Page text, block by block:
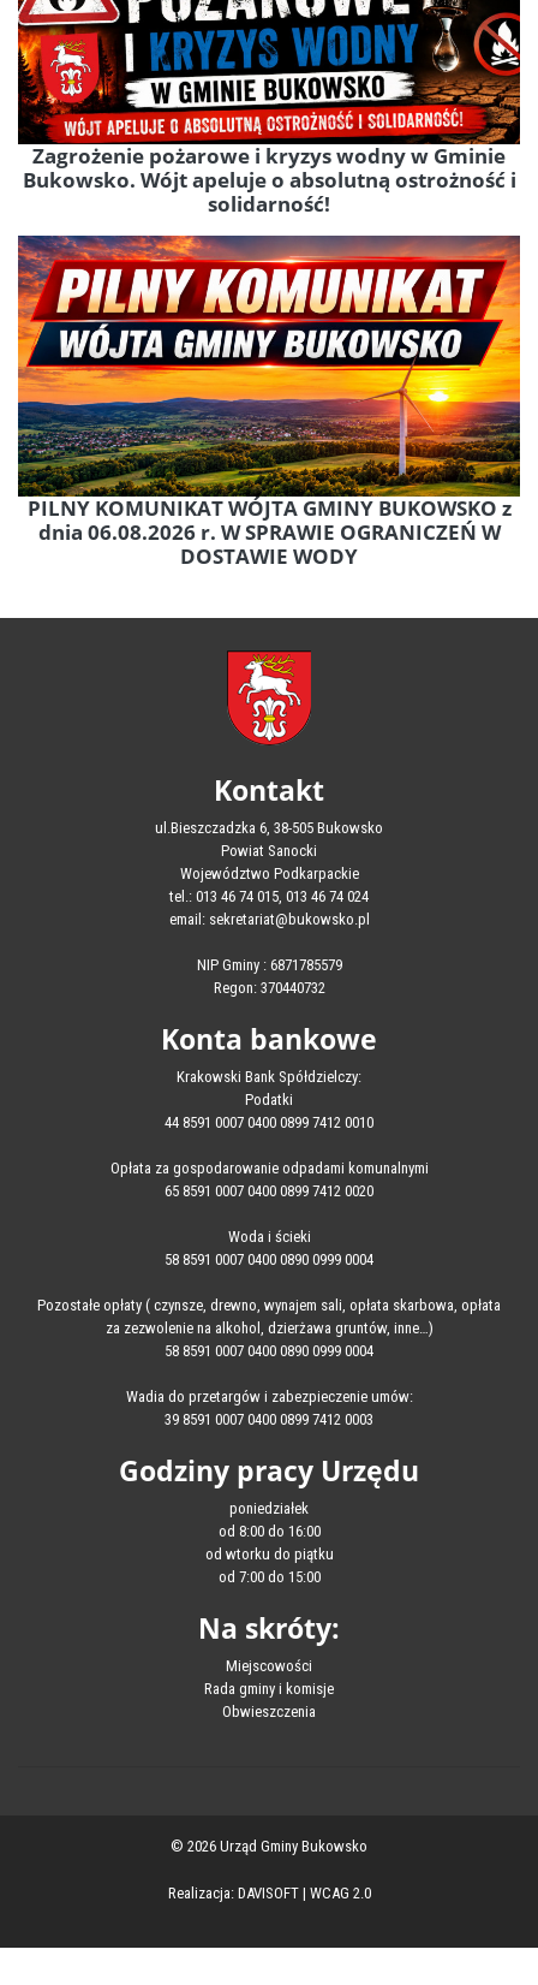
Zagrożenie pożarowe i kryzys wodny w Gminie
Bukowsko. Wójt apeluje o absolutną ostrożność i
solidarność!
PILNY KOMUNIKAT WÓJTA GMINY BUKOWSKO z
dnia 06.08.2026 r. W SPRAWIE OGRANICZEŃ W
DOSTAWIE WODY
Kontakt
ul.Bieszczadzka 6, 38-505 Bukowsko
Powiat Sanocki
Województwo Podkarpackie
tel.: 013 46 74 015, 013 46 74 024
email: sekretariat@bukowsko.pl
NIP Gminy : 6871785579
Regon: 370440732
Konta bankowe
Krakowski Bank Spółdzielczy:
Podatki
44 8591 0007 0400 0899 7412 0010
Opłata za gospodarowanie odpadami komunalnymi
65 8591 0007 0400 0899 7412 0020
Woda i ścieki
58 8591 0007 0400 0890 0999 0004
Pozostałe opłaty ( czynsze, drewno, wynajem sali, opłata skarbowa, opłata
za zezwolenie na alkohol, dzierżawa gruntów, inne…)
58 8591 0007 0400 0890 0999 0004
Wadia do przetargów i zabezpieczenie umów:
39 8591 0007 0400 0899 7412 0003
Godziny pracy Urzędu
poniedziałek
od 8:00 do 16:00
od wtorku do piątku
od 7:00 do 15:00
Na skróty:
Miejscowości
Rada gminy i komisje
Obwieszczenia
© 2026 Urząd Gminy Bukowsko
Realizacja: DAVISOFT| WCAG 2.0